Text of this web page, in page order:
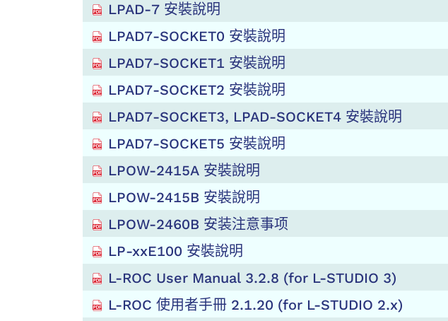
LPAD-7 安裝說明
LPAD7-SOCKET0 安裝說明
LPAD7-SOCKET1 安裝說明
LPAD7-SOCKET2 安裝說明
LPAD7-SOCKET3, LPAD-SOCKET4 安裝說明
LPAD7-SOCKET5 安裝說明
LPOW-2415A 安裝說明
LPOW-2415B 安裝說明
LPOW-2460B 安装注意事项
LP-xxE100 安裝說明
L-ROC User Manual 3.2.8 (for L-STUDIO 3)
L-ROC 使用者手冊 2.1.20 (for L-STUDIO 2.x)